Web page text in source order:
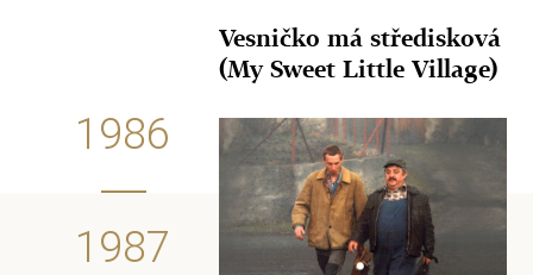
Vesničko má středisková
(My Sweet Little Village)
1986
1987